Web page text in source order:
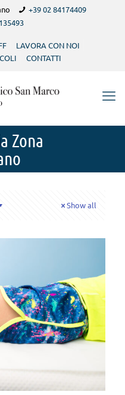
+39 02 84174409
LAVORA CON NOI
CONTATTI
Zona
Show all